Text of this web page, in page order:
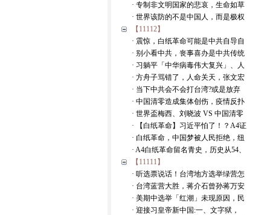
· 专制非文明国家的悲哀，生命如草
· 世界该防的不是中国人，而是极权
【11112】
· 震惊，白纸革命可能是中共自导自
· 别小看中共，丧事喜办是中共传统
· 习躺平「中华病毒伟大复兴」、人
· 方舟子骂错了，人命关天，张文宏
· 当下中共会不会打台湾?或是放弃
· 中国清零造成集体创伤，疫情反扑
· 世界盃梅西、刘晓波 VS 中国清零
· 【白纸革命】习近平怕了！？A4证
· 白纸革命，中国梦被人民拒绝，纽
· A4白纸革命留名青史，历史从54、
【11111】
· 听选票说话！台湾地方选举绿营怎
· 台湾蓝营大胜，蒋介石曾孙蒋万安
· 美期中选举「红潮」未现原因，民
· 迎接习皇帝新中国:一、文字狱，